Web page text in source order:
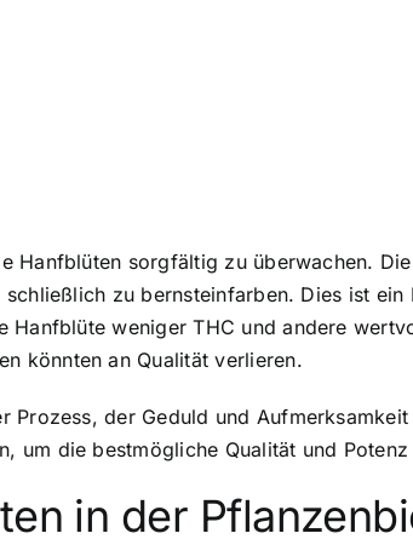
Hanfblüten sorgfältig zu überwachen.
zu bernsteinfarben. Dies ist
weniger THC und andere
könnten an Qualität verlieren.
Prozess, der Geduld und
um die bestmögliche Qualität und
in der